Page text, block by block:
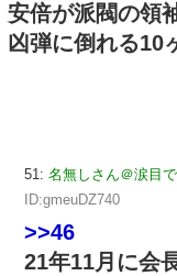
安倍が派閥の領
凶弾に倒れる10
51: 名無しさん＠涙目
ID:gmeuDZ740
>>46
21年11月に会